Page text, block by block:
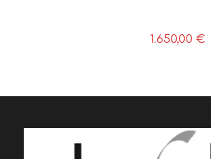
1.650,00 €